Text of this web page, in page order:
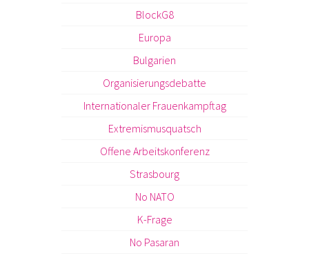
BlockG8
Europa
Bulgarien
Organisierungsdebatte
Internationaler Frauenkampftag
Extremismusquatsch
Offene Arbeitskonferenz
Strasbourg
No NATO
K-Frage
No Pasaran